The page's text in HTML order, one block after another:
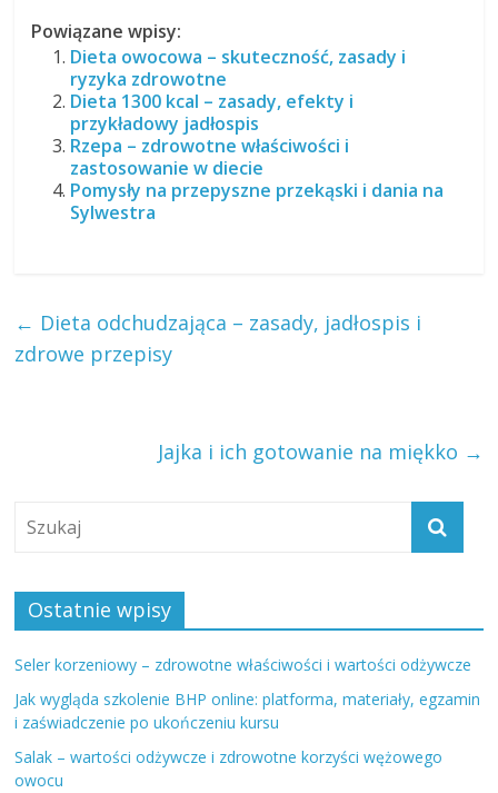
Powiązane wpisy:
Dieta owocowa – skuteczność, zasady i
ryzyka zdrowotne
Dieta 1300 kcal – zasady, efekty i
przykładowy jadłospis
Rzepa – zdrowotne właściwości i
zastosowanie w diecie
Pomysły na przepyszne przekąski i dania na
Sylwestra
← Dieta odchudzająca – zasady, jadłospis i
zdrowe przepisy
Jajka i ich gotowanie na miękko →
Ostatnie wpisy
Seler korzeniowy – zdrowotne właściwości i wartości odżywcze
Jak wygląda szkolenie BHP online: platforma, materiały, egzamin
i zaświadczenie po ukończeniu kursu
Salak – wartości odżywcze i zdrowotne korzyści wężowego
owocu